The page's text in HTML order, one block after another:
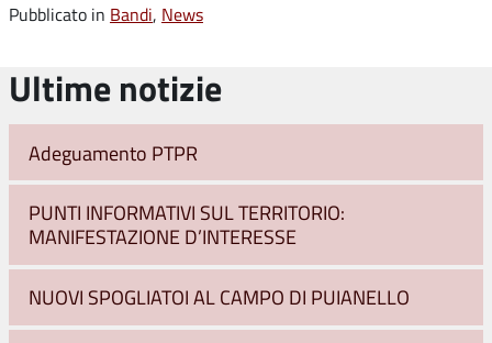
Pubblicato in Bandi, News
Ultime notizie
Adeguamento PTPR
PUNTI INFORMATIVI SUL TERRITORIO:
MANIFESTAZIONE D’INTERESSE
NUOVI SPOGLIATOI AL CAMPO DI PUIANELLO